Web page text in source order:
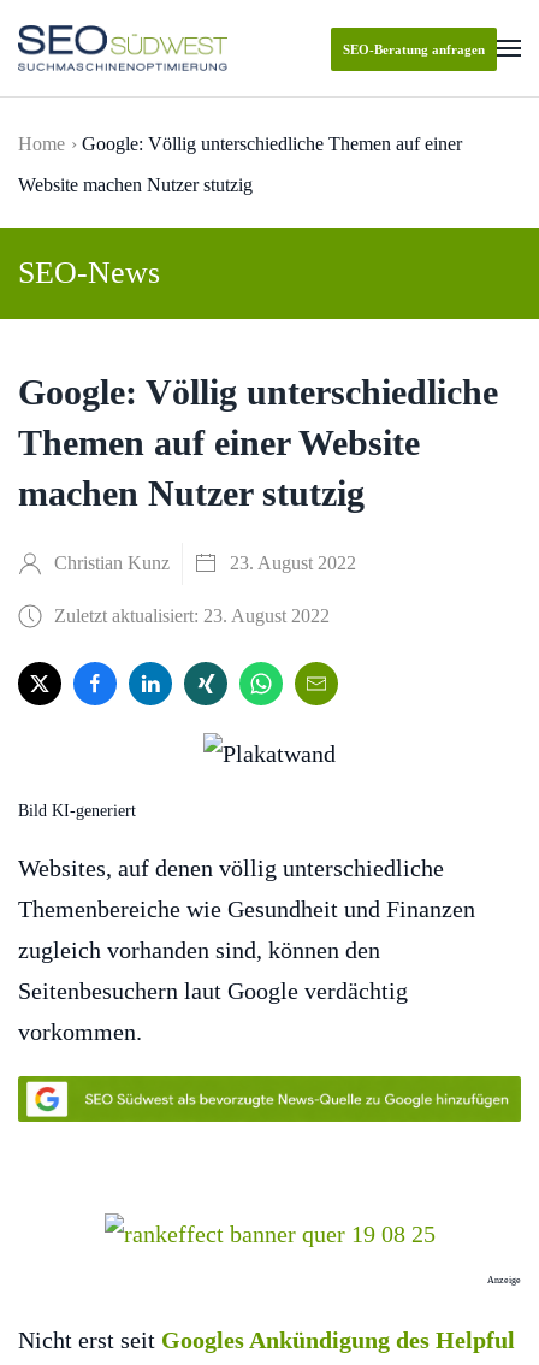
Skip to main content
SEO-Beratung anfragen
Home
Google: Völlig unterschiedliche Themen auf einer
Website machen Nutzer stutzig
SEO-News
Google: Völlig unterschiedliche
Themen auf einer Website
machen Nutzer stutzig
Christian Kunz 23. August 2022
Zuletzt aktualisiert: 23. August 2022
Bild KI-generiert
Websites, auf denen völlig unterschiedliche
Themenbereiche wie Gesundheit und Finanzen
zugleich vorhanden sind, können den
Seitenbesuchern laut Google verdächtig
vorkommen.
Anzeige
Nicht erst seit Googles Ankündigung des Helpful